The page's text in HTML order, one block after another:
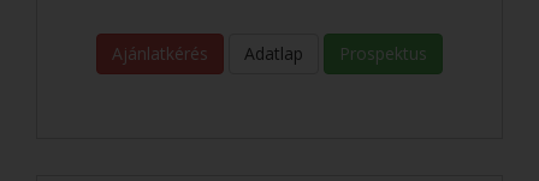
Ajánlatkérés Adatlap Prospektus